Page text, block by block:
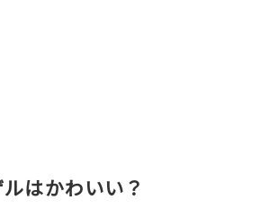
はかわいい？